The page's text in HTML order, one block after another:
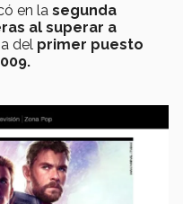
en la segunda
al superar a
del primer puesto